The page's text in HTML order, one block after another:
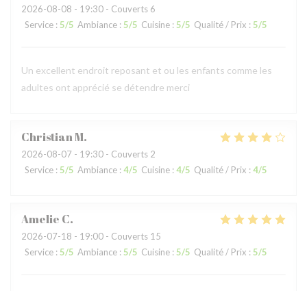
2026-08-08 - 19:30 - Couverts 6
Service : 5/5 Ambiance : 5/5 Cuisine : 5/5 Qualité / Prix : 5/5
Un excellent endroit reposant et ou les enfants comme les
adultes ont apprécié se détendre merci
ChristianM
2026-08-07 - 19:30 - Couverts 2
Service : 5/5 Ambiance : 4/5 Cuisine : 4/5 Qualité / Prix : 4/5
Amelie C
2026-07-18 - 19:00 - Couverts 15
Service : 5/5 Ambiance : 5/5 Cuisine : 5/5 Qualité / Prix : 5/5